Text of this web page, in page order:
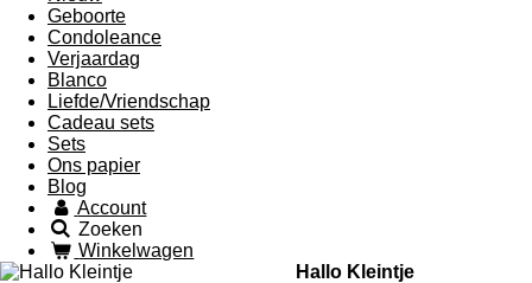
Geboorte
Condoleance
Verjaardag
Blanco
Liefde/Vriendschap
Cadeau sets
Sets
Ons papier
Blog
Account
Zoeken
Winkelwagen
Hallo Kleintje